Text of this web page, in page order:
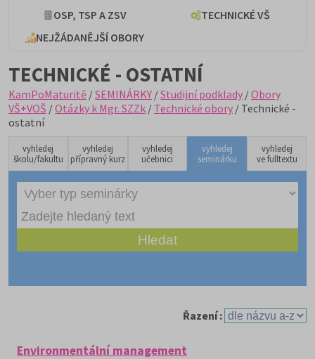
OSP, TSP A ZSV
TECHNICKÉ VŠ
NEJŽÁDANĚJŠÍ OBORY
TECHNICKÉ - OSTATNÍ
KamPoMaturitě /SEMINÁRKY /Studijní podklady /Obory
VŠ+VOŠ /Otázky k Mgr. SZZk / Technické obory / Technické -
ostatní
vyhledej
školu/fakultu
vyhledej
přípravný kurz
vyhledej
učebnici
vyhledej
seminárku
vyhledej
ve fulltextu
Řazení :
Environmentální management